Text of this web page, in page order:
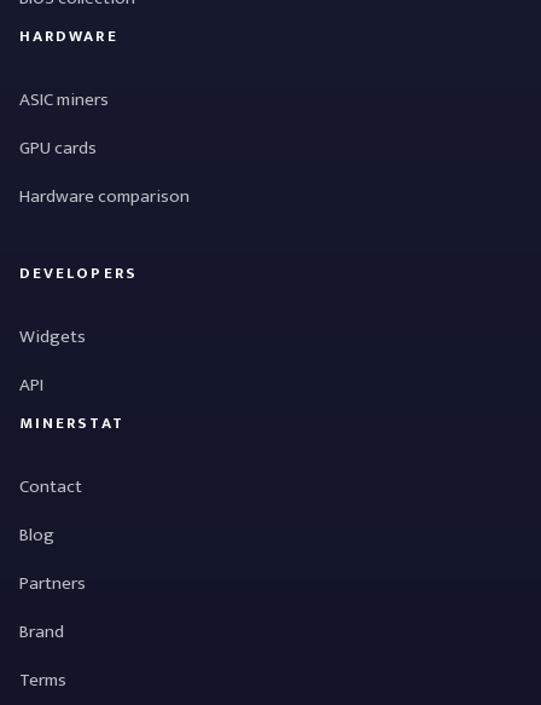
HARDWARE
ASIC miners
GPU cards
Hardware comparison
DEVELOPERS
Widgets
API
MINERSTAT
Contact
Blog
Partners
Brand
Terms